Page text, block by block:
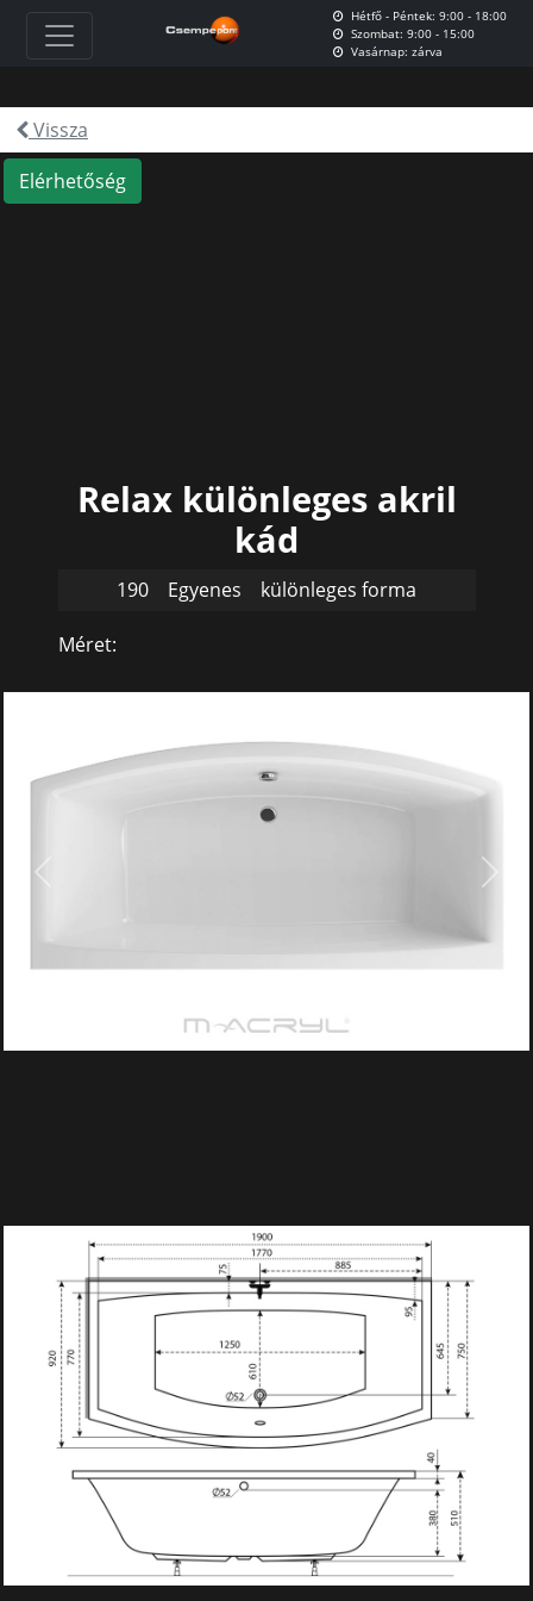
Hétfő - Péntek: 9:00 - 18:00
Szombat: 9:00 - 15:00
Vasárnap: zárva
Vissza
Elérhetőség
Relax különleges akril
kád
190 Egyenes különleges forma
Méret:
190 x 90
Next